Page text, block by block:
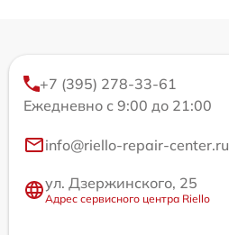
+7 (395) 278-33-61
Ежедневно с 9:00 до 21:00
info@riello-repair-center.ru
ул. Дзержинского, 25
Адрес сервисного центра Riello